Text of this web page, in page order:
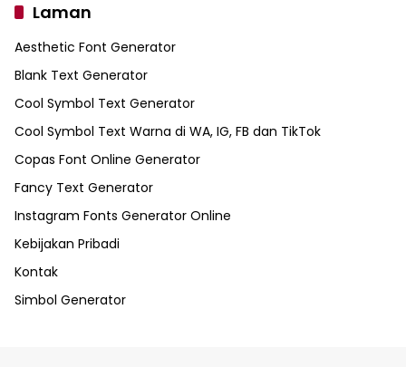
Laman
Aesthetic Font Generator
Blank Text Generator
Cool Symbol Text Generator
Cool Symbol Text Warna di WA, IG, FB dan TikTok
Copas Font Online Generator
Fancy Text Generator
Instagram Fonts Generator Online
Kebijakan Pribadi
Kontak
Simbol Generator